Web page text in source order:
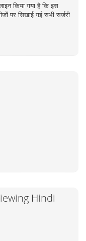
किया गया है कि इस
पर सिखाई गई सभी सर्जरी
Hindi